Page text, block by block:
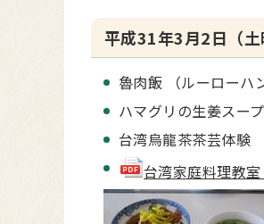
平成31年3月2日（
魯肉飯 （ルーローハン
ハマグリの生姜スープ
台湾烏龍茶茶芸体験
台湾家庭料理教室